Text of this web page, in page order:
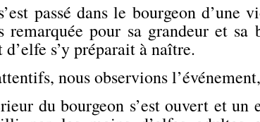
passé dans le bourgeon
remarquée pour sa grandeur et sa
d’elfe s’y préparait à naître.
nous observions
du bourgeon s’est ouvert et